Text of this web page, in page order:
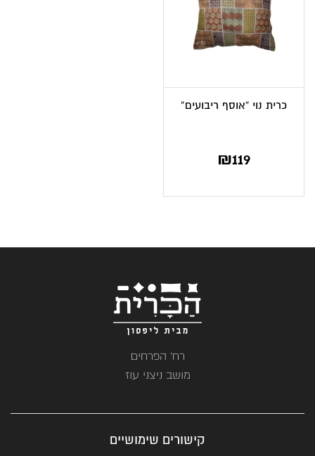
כרית נוי “אוסף ריבועים”
₪119
רח' הפרחים
מושב ניצני עוז
קישורים שימושיים